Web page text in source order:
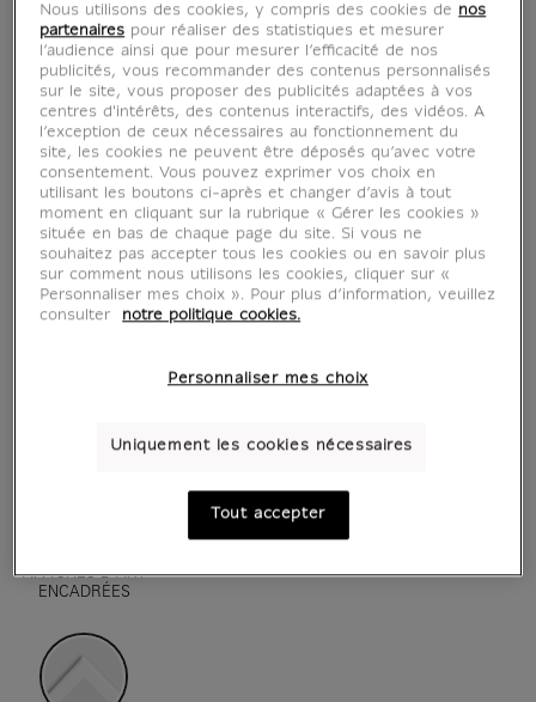
voir en situation zoom produit
AFFICHES D'ART
ENCADRÉES
Nous utilisons des cookies, y compris des cookies de nos
partenaires pour réaliser des statistiques et mesurer
l’audience ainsi que pour mesurer l’efficacité de nos
publicités, vous recommander des contenus personnalisés
sur le site, vous proposer des publicités adaptées à vos
centres d'intérêts, des contenus interactifs, des vidéos. A
l’exception de ceux nécessaires au fonctionnement du
site, les cookies ne peuvent être déposés qu’avec votre
consentement. Vous pouvez exprimer vos choix en
utilisant les boutons ci-après et changer d’avis à tout
moment en cliquant sur la rubrique « Gérer les cookies »
située en bas de chaque page du site. Si vous ne
souhaitez pas accepter tous les cookies ou en savoir plus
sur comment nous utilisons les cookies, cliquer sur «
Personnaliser mes choix ». Pour plus d’information, veuillez
consulter
notre politique cookies.
Personnaliser mes choix
Uniquement les cookies nécessaires
Tout accepter